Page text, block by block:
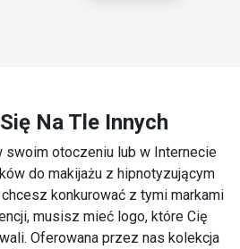
Na Tle Innych
swoim otoczeniu lub w Internecie
do makijażu z hipnotyzującym
konkurować z tymi markami
musisz mieć logo, które Cię
Oferowana przez nas kolekcja